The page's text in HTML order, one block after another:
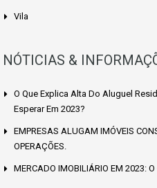
Vila
NÓTICIAS &
O Que Explica Alta Do Aluguel
Esperar Em 2023?
EMPRESAS ALUGAM IMÓVEIS
OPERAÇÕES.
MERCADO IMOBILIÁRIO EM 2023: O